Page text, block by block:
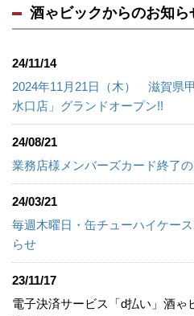
酒ゃビックからのお知ら
24/11/14
2024年11月21日（木） 滋賀県
水口店」グランドオープン!!
24/08/21
業務店様メンバーズカード終了
24/03/21
毎週木曜日・缶チューハイケー
らせ
23/11/17
電子決済サービス「d払い」酒ゃ